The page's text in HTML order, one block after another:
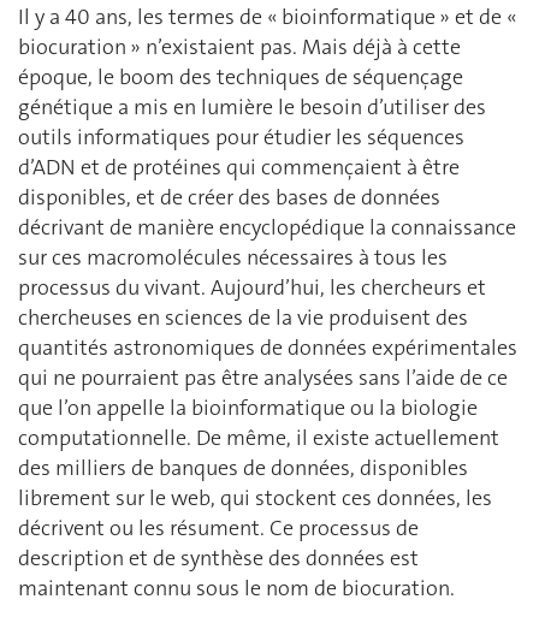
Il y a 40 ans, les termes de « bioinformatique » et de «
biocuration » n’existaient pas. Mais déjà à cette
époque, le boom des techniques de séquençage
génétique a mis en lumière le besoin d’utiliser des
outils informatiques pour étudier les séquences
d’ADN et de protéines qui commençaient à être
disponibles, et de créer des bases de données
décrivant de manière encyclopédique la connaissance
sur ces macromolécules nécessaires à tous les
processus du vivant. Aujourd’hui, les chercheurs et
chercheuses en sciences de la vie produisent des
quantités astronomiques de données expérimentales
qui ne pourraient pas être analysées sans l’aide de ce
que l’on appelle la bioinformatique ou la biologie
computationnelle. De même, il existe actuellement
des milliers de banques de données, disponibles
librement sur le web, qui stockent ces données, les
décrivent ou les résument. Ce processus de
description et de synthèse des données est
maintenant connu sous le nom de biocuration.